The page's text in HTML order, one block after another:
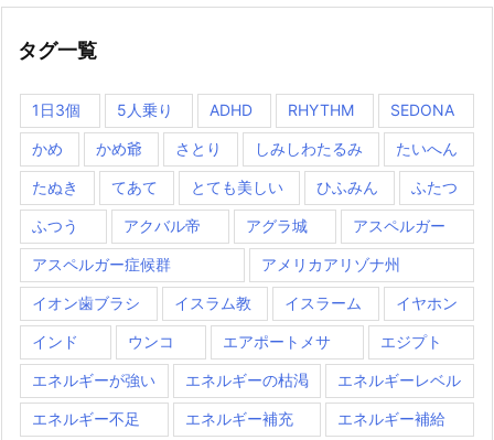
タグ一覧
1日3個 5人乗り ADHD RHYTHM SEDONA
かめ かめ爺 さとり しみしわたるみ たいへん
たぬき てあて とても美しい ひふみん ふたつ
ふつう アクバル帝 アグラ城 アスペルガー
アスペルガー症候群 アメリカアリゾナ州
イオン歯ブラシ イスラム教 イスラーム イヤホン
インド ウンコ エアポートメサ エジプト
エネルギーが強い エネルギーの枯渇 エネルギーレベル
エネルギー不足 エネルギー補充 エネルギー補給